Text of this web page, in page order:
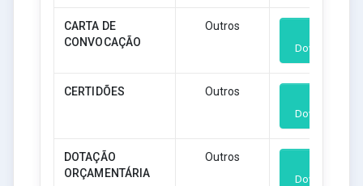
CARTA DE
CONVOCAÇÃO
Outros
Download
CERTIDÕES Outros
Download
DOTAÇÃO
ORÇAMENTÁRIA
Outros
Download